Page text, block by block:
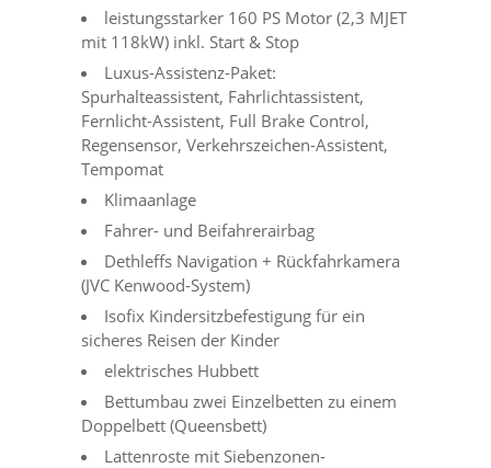
leistungsstarker 160 PS Motor (2,3 MJET
mit 118kW) inkl. Start & Stop
Luxus-Assistenz-Paket:
Spurhalteassistent, Fahrlichtassistent,
Fernlicht-Assistent, Full Brake Control,
Regensensor, Verkehrszeichen-Assistent,
Tempomat
Klimaanlage
Fahrer- und Beifahrerairbag
Dethleffs Navigation + Rückfahrkamera
(JVC Kenwood-System)
Isofix Kindersitzbefestigung für ein
sicheres Reisen der Kinder
elektrisches Hubbett
Bettumbau zwei Einzelbetten zu einem
Doppelbett (Queensbett)
Lattenroste mit Siebenzonen-